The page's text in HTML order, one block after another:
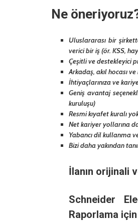
Ne
Uluslararası bir
verici bir iş (ör. KSS,
Çeşitli ve destekleyici
Arkadaş, akıl hocası
İhtiyaçlarınıza ve
Geniş avantaj
kuruluşu)
Resmi kıyafet kuralı
Net kariyer yollarına
Yabancı dil kullanma
Bizi daha yakından
İlanın orijinali
Schneider
Raporlama